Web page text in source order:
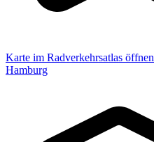
Karte im Radverkehrsatlas öffnen
Hamburg